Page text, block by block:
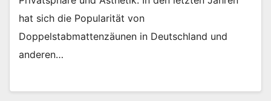
hat sich die Popularität von
Doppelstabmattenzäunen in Deutschland und
anderen…